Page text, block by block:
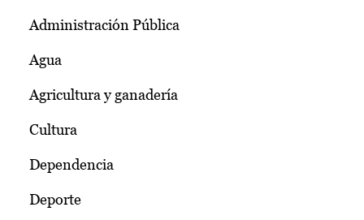
Administración Pública
Agua
Agricultura y ganadería
Cultura
Dependencia
Deporte